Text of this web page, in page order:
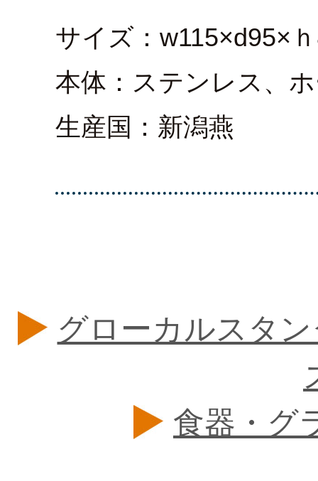
サイズ：w115×d95×
本体：ステンレス、
生産国：新潟燕
グローカルスタ
食器・グ